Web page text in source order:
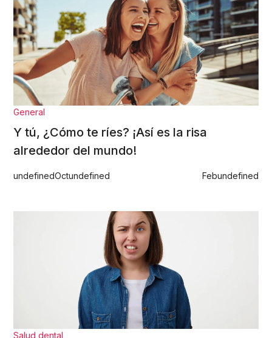
General
Y tú, ¿Cómo te ríes? ¡Así es la risa
alrededor del mundo!
undefinedOctundefined Febundefined
Salud dental